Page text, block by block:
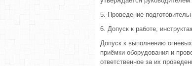
5. Проведение
6. Допуск к работе,
Допуск к выполнению
приёмки оборудования и
ответственное за их